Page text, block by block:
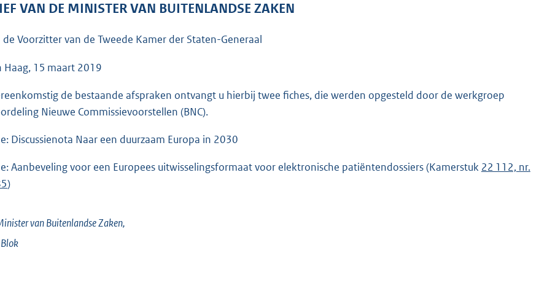
o
:
6
b
VAN DE MINISTER VAN BUITENLANDSE ZAKEN
de Voorzitter van de Tweede Kamer der Staten-Generaal
Haag, 15 maart 2019
de bestaande afspraken ontvangt u hierbij twee fiches, die werden opgesteld door de werkgroep
Nieuwe Commissievoorstellen (BNC).
Discussienota Naar een duurzaam Europa in 2030
Aanbeveling voor een Europees uitwisselingsformaat voor elektronische patiëntendossiers (Kamerstuk 22 112, nr.
)
van Buitenlandse Zaken,
Blok